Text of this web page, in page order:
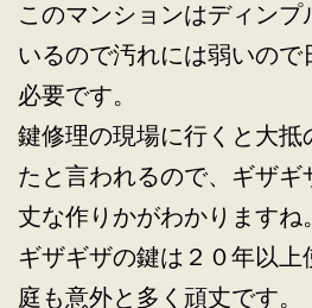
このマンションはディンプ
いるので汚れには弱いので
必要です。
鍵修理の現場に行くと大抵
たと言われるので、ギザギ
丈な作りかがわかりますね。
ギザギザの鍵は２０年以上
庭も意外と多く頑丈です。